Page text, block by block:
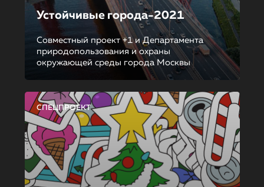
Устойчивые города-2021
Совместный проект +1 и Департамента
природопользования и охраны
окружающей среды города Москвы
СПЕЦПРОЕКТ